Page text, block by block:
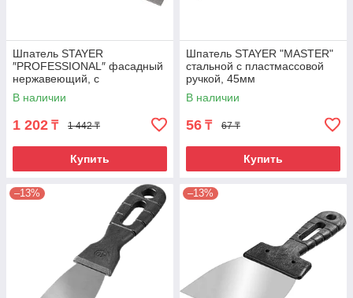
Шпатель STAYER
″PROFESSIONAL″ фасадный
нержавеющий, с
пластмассовой ручкой,
350мм
В наличии
1 202 ₸ 1 442 ₸
Купить
Шпатель STAYER "MASTER"
стальной c пластмассовой
ручкой, 45мм
В наличии
56 ₸ 67 ₸
Купить
–13% –13%